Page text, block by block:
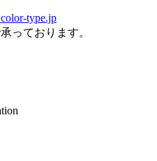
type.jp
っております。